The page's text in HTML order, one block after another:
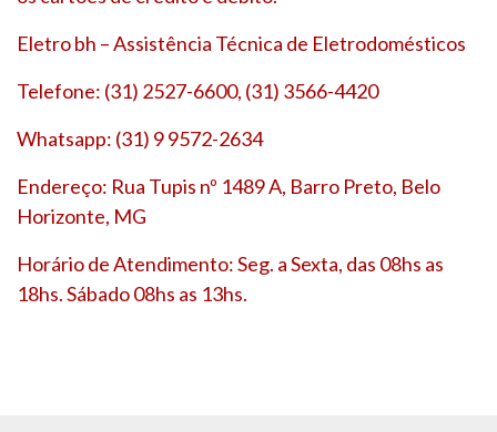
Eletro bh – Assistência Técnica de Eletrodomésticos
Telefone: (31) 2527-6600, (31) 3566-4420
Whatsapp: (31) 9 9572-2634
Endereço: Rua Tupis nº 1489 A, Barro Preto, Belo
Horizonte, MG
Horário de Atendimento: Seg. a Sexta, das 08hs as
18hs. Sábado 08hs as 13hs.